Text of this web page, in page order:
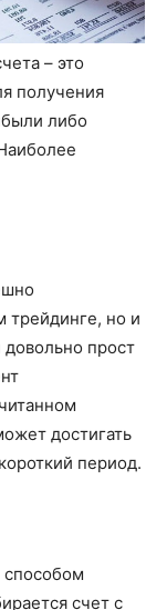
– это
получения
либо
трейдинге, но и
прост
достигать
период.
способом
счет с